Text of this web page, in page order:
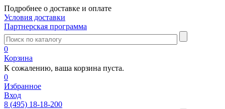
Подробнее о доставке и оплате
Условия доставки
Партнерская программа
0
Корзина
К сожалению, ваша корзина пуста.
0
Избранное
Вход
8 (495) 18-18-200